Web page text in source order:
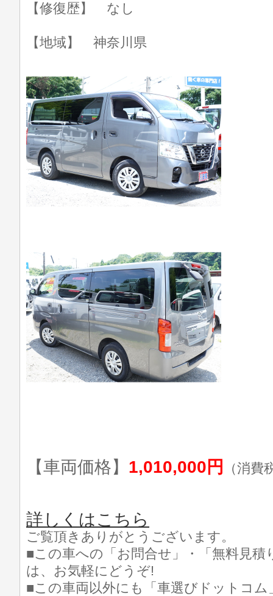
【修復歴】 なし
【地域】 神奈川県
【車両価格】 1,010,000円 （消費
詳しくはこちら
ご覧頂きありがとうございます。
■この車への「お問合せ」・「無料見積
は、お気軽にどうぞ!
■この車両以外にも「車選びドットコ